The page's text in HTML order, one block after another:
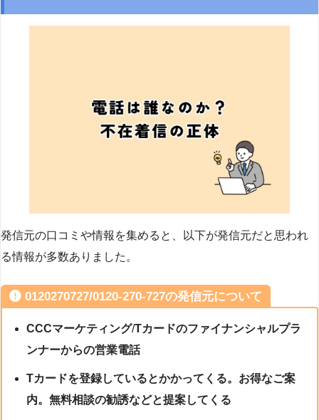
発信元の口コミや情報を集めると、以下が発信元だと思われ
る情報が多数ありました。
0120270727/0120-270-727の発信元について
CCCマーケティング/Tカードのファイナンシャルプラ
ンナーからの営業電話
Tカードを登録しているとかかってくる。お得なご案
内。無料相談の勧誘などと提案してくる